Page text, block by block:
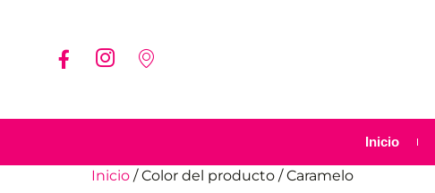
Inicio
Inicio / Color del producto / Caramelo